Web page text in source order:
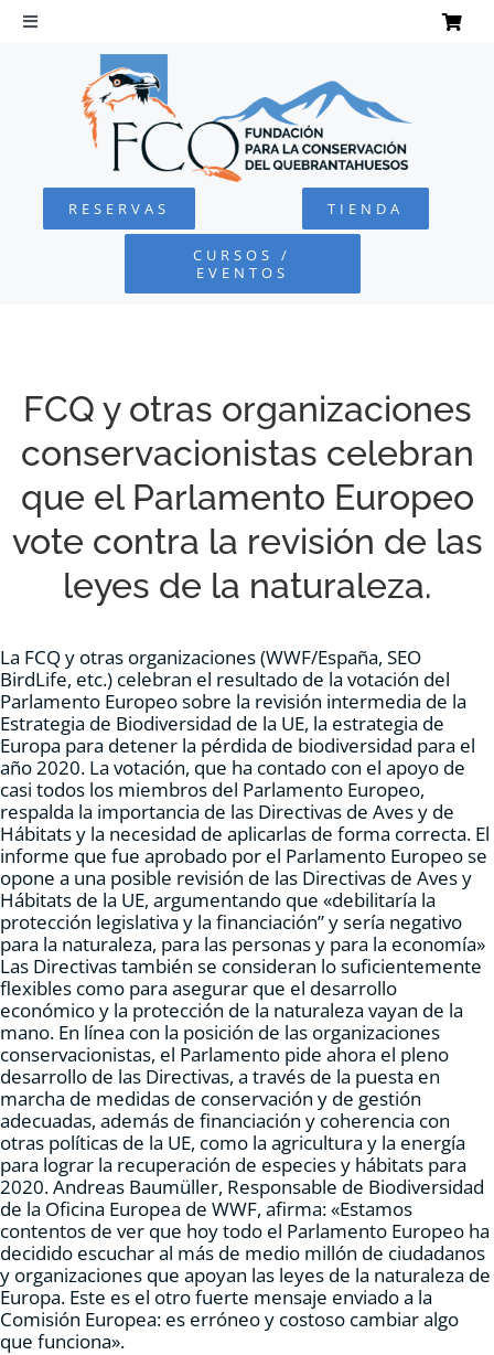
Saltar
Toggle
Navigation
QUEBRANTAHUESOS
FUNDACIÓN
COLABORA
RECURSOS
NOTICIAS
CONTACTO
CARRITO
RESERVAS TIENDA
CURSOS /
EVENTOS
FCQ y otras organizaciones
conservacionistas celebran
que el Parlamento Europeo
vote contra la revisión de las
leyes de la naturaleza.
La FCQ y otras organizaciones (WWF/España, SEO
BirdLife, etc.) celebran el resultado de la votación del
Parlamento Europeo sobre la revisión intermedia de la
Estrategia de Biodiversidad de la UE, la estrategia de
Europa para detener la pérdida de biodiversidad para el
año 2020. La votación, que ha contado con el apoyo de
casi todos los miembros del Parlamento Europeo,
respalda la importancia de las Directivas de Aves y de
Hábitats y la necesidad de aplicarlas de forma correcta. El
informe que fue aprobado por el Parlamento Europeo se
opone a una posible revisión de las Directivas de Aves y
Hábitats de la UE, argumentando que «debilitaría la
protección legislativa y la financiación” y sería negativo
para la naturaleza, para las personas y para la economía»
Las Directivas también se consideran lo suficientemente
flexibles como para asegurar que el desarrollo
económico y la protección de la naturaleza vayan de la
mano. En línea con la posición de las organizaciones
conservacionistas, el Parlamento pide ahora el pleno
desarrollo de las Directivas, a través de la puesta en
marcha de medidas de conservación y de gestión
adecuadas, además de financiación y coherencia con
otras políticas de la UE, como la agricultura y la energía
para lograr la recuperación de especies y hábitats para
2020. Andreas Baumüller, Responsable de Biodiversidad
de la Oficina Europea de WWF, afirma: «Estamos
contentos de ver que hoy todo el Parlamento Europeo ha
decidido escuchar al más de medio millón de ciudadanos
y organizaciones que apoyan las leyes de la naturaleza de
Europa. Este es el otro fuerte mensaje enviado a la
Comisión Europea: es erróneo y costoso cambiar algo
que funciona».